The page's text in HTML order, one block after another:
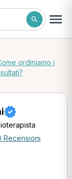
ordiniamo i
Recensioni